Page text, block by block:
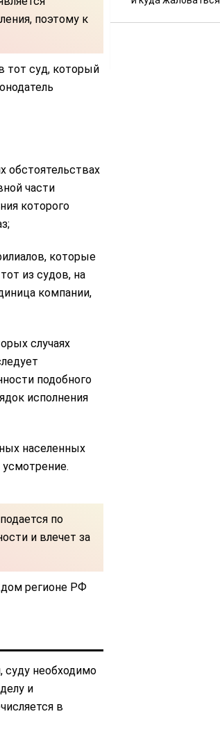
поэтому к
тот суд, который
обстоятельствах
части
которого
которые
из судов, на
компании,
случаях
подобного
исполнения
населенных
по
и влечет за
регионе РФ
суду необходимо
и
в